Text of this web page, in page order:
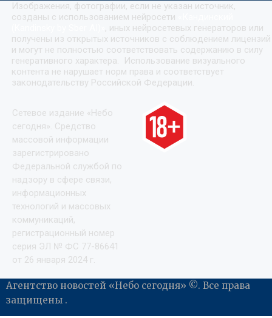
Изображения, фотографии, если не указан источник,
созданы с использованием нейросети
, иных нейросетевых генераторов или
получены из открытых источников с соблюдением лицензий
и могут не полностью соответствовать содержанию в силу
генеративного характера. Использование визуального
контента не нарушает норм права и соответствует
законодательству Российской Федерации.
Сетевое издание «Небо
сегодня». Средство
массовой информации
зарегистрировано
Федеральной службой по
надзору в сфере связи,
информационных
технологий и массовых
коммуникаций,
регистрационный номер
серия ЭЛ № ФС 77-86641
от 26 января 2024 г.
Агентство новостей «Небо сегодня» ©. Все права
защищены .